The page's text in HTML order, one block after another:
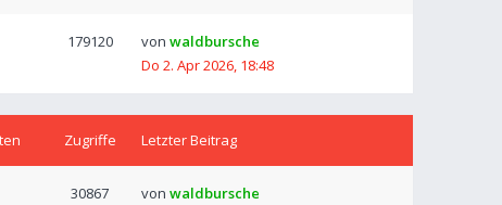
179120 von waldbursche
Do 2. Apr 2026, 18:48
Zugriffe Letzter Beitrag
30867 von waldbursche